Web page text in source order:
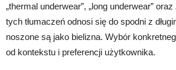
„thermal underwear”, „long underwear”
tych tłumaczeń odnosi się do spodni z
noszone są jako bielizna. Wybór
od kontekstu i preferencji użytkownika.